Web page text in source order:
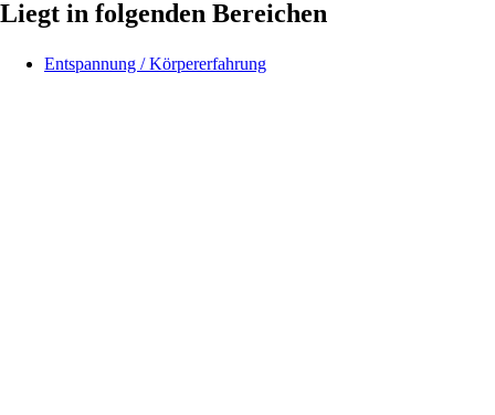
Liegt in folgenden Bereichen
Entspannung / Körpererfahrung